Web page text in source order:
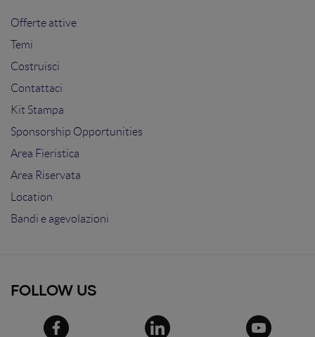
Offerte attive
Temi
Costruisci
Contattaci
Kit Stampa
Sponsorship Opportunities
Area Fieristica
Area Riservata
Location
Bandi e agevolazioni
FOLLOW US